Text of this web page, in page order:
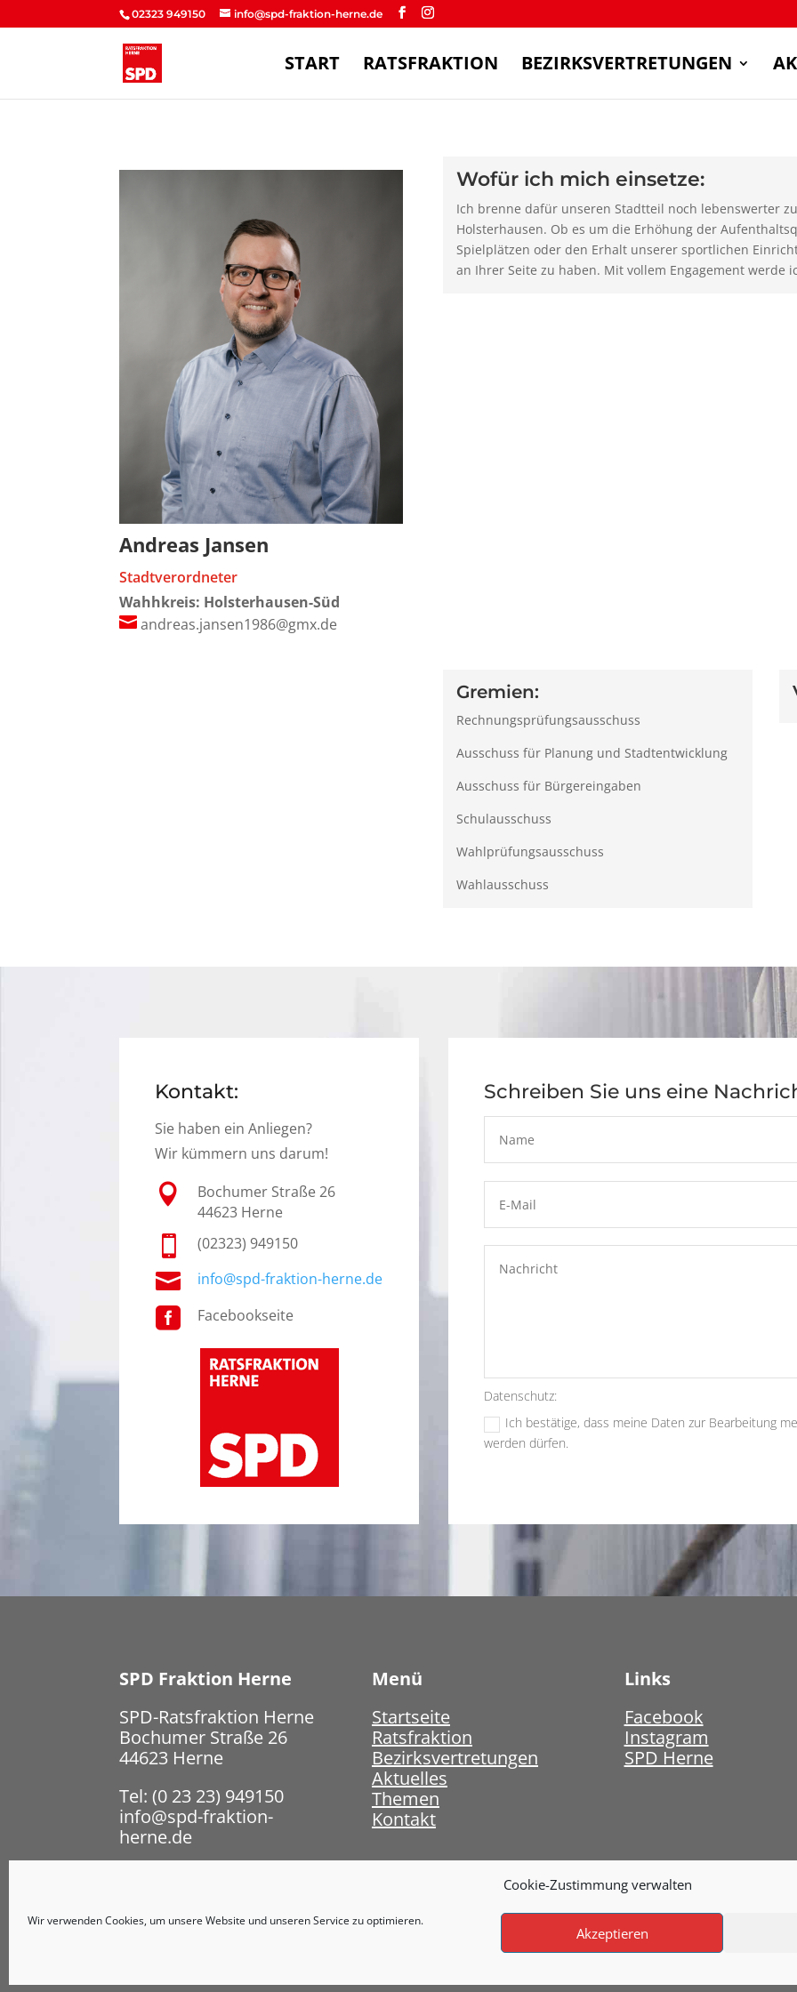
Cookie-Zustimmung verwalten
Wir verwenden Cookies, um unsere Website und unseren Service zu optimieren.
Akzeptieren
02323 949150 info@spd-fraktion-herne.de
START RATSFRAKTION BEZIRKSVERTRETUNGEN
Andreas Jansen
Stadtverordneter
Wahhkreis: Holsterhausen-Süd
 andreas.jansen1986@gmx.de
Wofür ich mich einsetze:
Ich brenne dafür unseren Stadtteil noch lebenswerter
Holsterhausen. Ob es um die Erhöhung der
Spielplätzen oder den Erhalt unserer sportlichen
an Ihrer Seite zu haben. Mit vollem Engagement
Gremien:
Rechnungsprüfungsausschuss
Ausschuss für Planung und Stadtentwicklung
Ausschuss für Bürgereingaben
Schulausschuss
Wahlprüfungsausschuss
Wahlausschuss
Kontakt:
Sie haben ein Anliegen?
Wir kümmern uns darum!

Bochumer Straße 26
44623 Herne
 (02323) 949150
 info@spd-fraktion-herne.de
 Facebookseite
Schreiben Sie uns eine
Datenschutz:
Ich bestätige, dass meine Daten zur Bearbeitung
werden dürfen.
SPD Fraktion Herne
SPD-Ratsfraktion Herne
Bochumer Straße 26
44623 Herne
Tel: (0 23 23) 949150
info@spd-fraktion-
herne.de
Menü
Startseite
Ratsfraktion
Bezirksvertretungen
Aktuelles
Themen
Kontakt
Links
Facebook
Instagram
SPD Herne